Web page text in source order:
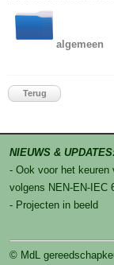
algemeen
Terug
NIEUWS &
- Ook voor het keuren
volgens NEN-EN-IEC
- Projecten in beeld
© MdL